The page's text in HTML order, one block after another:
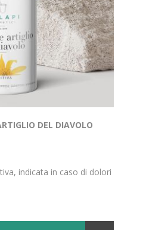
DEL DIAVOLO
indicata in caso di dolori